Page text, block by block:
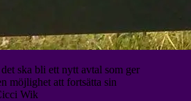
ska bli ett nytt avtal som ger
möjlighet att fortsätta sin
Wik